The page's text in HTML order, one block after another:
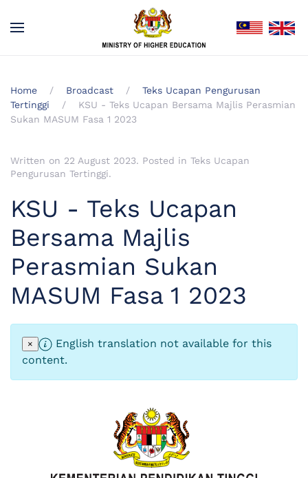
Home Broadcast
Teks Ucapan Pengurusan
Tertinggi
KSU - Teks Ucapan Bersama Majlis Perasmian
Sukan MASUM Fasa 1 2023
Written on 22 August 2023. Posted in Teks Ucapan
Pengurusan Tertinggi.
KSU - Teks Ucapan
Bersama Majlis
Perasmian Sukan
MASUM Fasa 1 2023
×
English translation not available for this
content.